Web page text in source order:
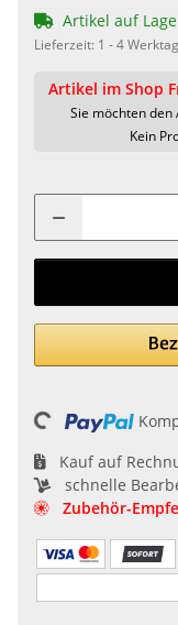
Artikel auf
Lieferzeit: 1 - 4
Artikel im Shop
Sie möchten den
Kein
Loading...
Kauf auf
schnelle
Zubehör-